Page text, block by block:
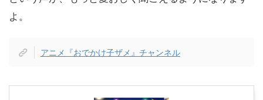
よ。
アニメ『おでかけ子ザメ』チャンネル